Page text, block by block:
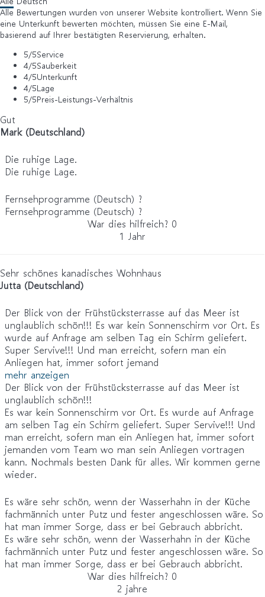
Alle Bewertungen wurden von unserer Website kontrolliert. Wenn Sie
eine Unterkunft bewerten möchten, müssen Sie eine E-Mail,
basierend auf Ihrer bestätigten Reservierung, erhalten.
5/5Service
4/5Sauberkeit
4/5Unterkunft
4/5Lage
5/5Preis-Leistungs-Verhältnis
Gut
Mark (Deutschland)
Die ruhige Lage.
Die ruhige Lage.
Fernsehprogramme (Deutsch) ?
Fernsehprogramme (Deutsch) ?
War dies hilfreich? 0
1 Jahr
Sehr schönes kanadisches Wohnhaus
Jutta (Deutschland)
Der Blick von der Frühstücksterrasse auf das Meer ist
unglaublich schön!!! Es war kein Sonnenschirm vor Ort. Es
wurde auf Anfrage am selben Tag ein Schirm geliefert.
Super Servive!!! Und man erreicht, sofern man ein
Anliegen hat, immer sofort jemand
mehr anzeigen
Der Blick von der Frühstücksterrasse auf das Meer ist
unglaublich schön!!!
Es war kein Sonnenschirm vor Ort. Es wurde auf Anfrage
am selben Tag ein Schirm geliefert. Super Servive!!! Und
man erreicht, sofern man ein Anliegen hat, immer sofort
jemanden vom Team wo man sein Anliegen vortragen
kann. Nochmals besten Dank für alles. Wir kommen gerne
wieder.
Es wäre sehr schön, wenn der Wasserhahn in der Küche
fachmännich unter Putz und fester angeschlossen wäre. So
hat man immer Sorge, dass er bei Gebrauch abbricht.
Es wäre sehr schön, wenn der Wasserhahn in der Küche
fachmännich unter Putz und fester angeschlossen wäre. So
hat man immer Sorge, dass er bei Gebrauch abbricht.
War dies hilfreich? 0
2 jahre